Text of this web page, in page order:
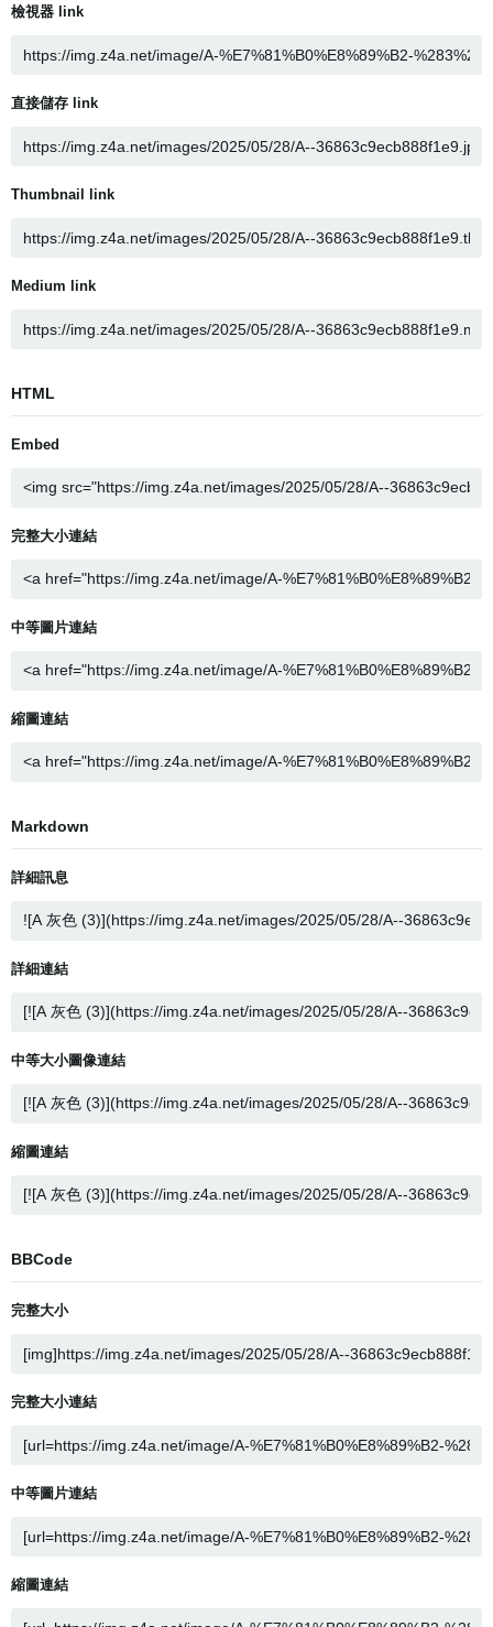
檢視器 link
直接儲存 link
Thumbnail link
Medium link
HTML
Embed
完整大小連結
中等圖片連結
縮圖連結
Markdown
詳細訊息
詳細連結
中等大小圖像連結
縮圖連結
BBCode
完整大小
完整大小連結
中等圖片連結
縮圖連結